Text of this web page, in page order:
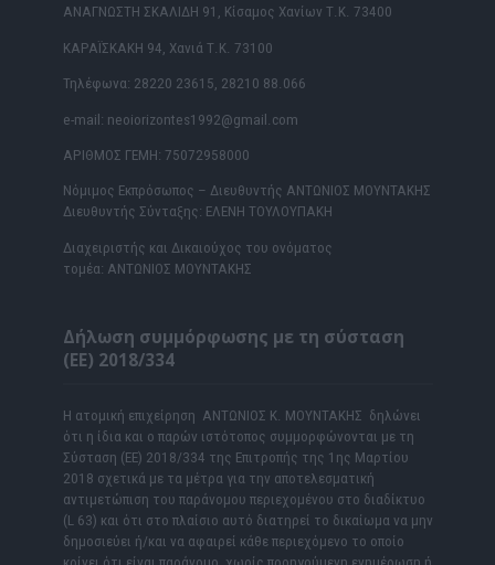
ΑΝΑΓΝΩΣΤΗ ΣΚΑΛΙΔΗ 91, Κίσαμος Χανίων Τ.Κ. 73400
ΚΑΡΑΪΣΚΑΚΗ 94, Χανιά Τ.Κ. 73100
Τηλέφωνα: 28220 23615, 28210 88.066
e-mail: neoiorizontes1992@gmail.com
ΑΡΙΘΜΟΣ ΓΕΜΗ: 75072958000
Νόμιμος Εκπρόσωπος – Διευθυντής ΑΝΤΩΝΙΟΣ ΜΟΥΝΤΑΚΗΣ
Διευθυντής Σύνταξης: ΕΛΕΝΗ ΤΟΥΛΟΥΠΑΚΗ
Διαχειριστής και Δικαιούχος του ονόματος
τομέα: ΑΝΤΩΝΙΟΣ ΜΟΥΝΤΑΚΗΣ
Δήλωση συμμόρφωσης με τη σύσταση
(ΕΕ) 2018/334
Η ατομική επιχείρηση ΑΝΤΩΝΙΟΣ Κ. ΜΟΥΝΤΑΚΗΣ δηλώνει
ότι η ίδια και ο παρών ιστότοπος συμμορφώνονται με τη
Σύσταση (ΕΕ) 2018/334 της Επιτροπής της 1ης Μαρτίου
2018 σχετικά με τα μέτρα για την αποτελεσματική
αντιμετώπιση του παράνομου περιεχομένου στο διαδίκτυο
(L 63) και ότι στο πλαίσιο αυτό διατηρεί το δικαίωμα να μην
δημοσιεύει ή/και να αφαιρεί κάθε περιεχόμενο το οποίο